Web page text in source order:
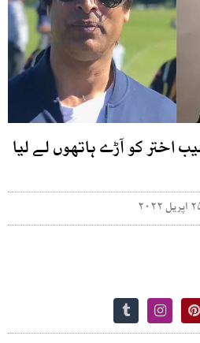
اختر کو آڑے ہاتھوں لے لیا